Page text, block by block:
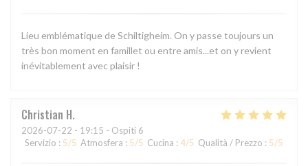
Lieu emblématique de Schiltigheim. On y passe toujours un
très bon moment en famillet ou entre amis...et on y revient
inévitablement avec plaisir !
Christian H
2026-07-22 - 19:15 - Ospiti 6
Servizio : 5/5 Atmosfera : 5/5 Cucina : 4/5 Qualità / Prezzo : 5/5